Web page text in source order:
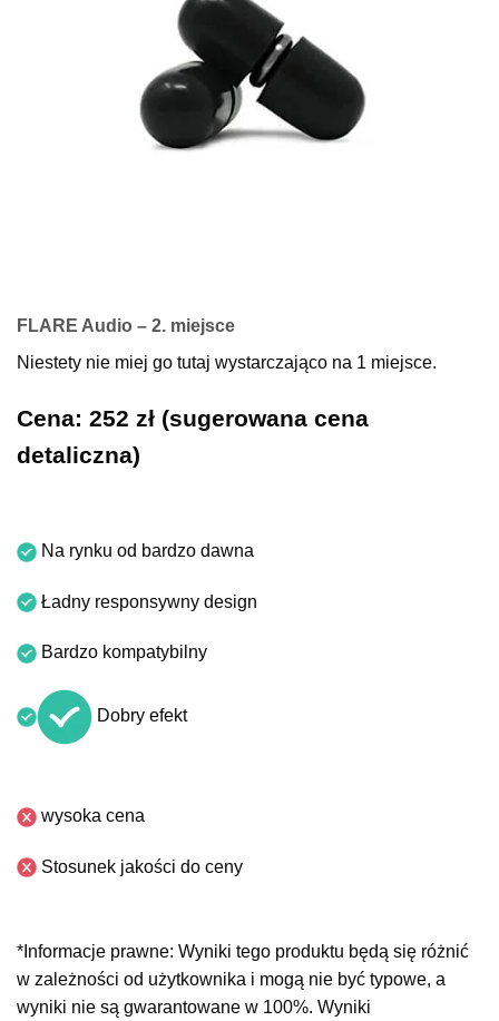
FLARE Audio – 2. miejsce
Niestety nie miej go tutaj wystarczająco na 1 miejsce.
Cena: 252 zł (sugerowana cena
detaliczna)
Na rynku od bardzo dawna
Ładny responsywny design
Bardzo kompatybilny
Dobry efekt
wysoka cena
Stosunek jakości do ceny
*Informacje prawne: Wyniki tego produktu będą się różnić
w zależności od użytkownika i mogą nie być typowe, a
wyniki nie są gwarantowane w 100%. Wyniki